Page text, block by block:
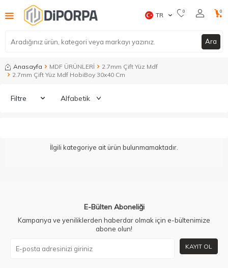
Ara
TR 0 0
Anasayfa MDF ÜRÜNLERİ
2.7mm Çift Yüz Mdf
2.7mm Çift Yüz Mdf HobiBoy 30x40 Cm
Filtre
İlgili kategoriye ait ürün bulunmamaktadır.
E-Bülten Aboneliği
Kampanya ve yeniliklerden haberdar olmak için e-bültenimize
abone olun!
KAYIT OL